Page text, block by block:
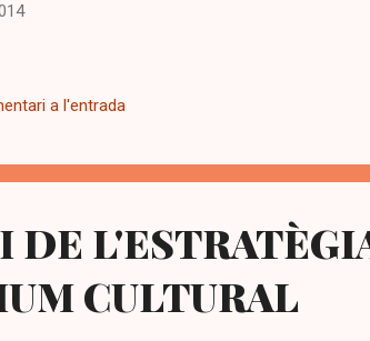
a l'entrada
DE
CULTURAL